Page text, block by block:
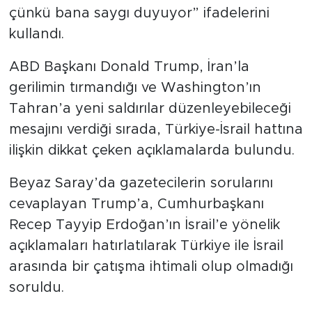
çünkü bana saygı duyuyor” ifadelerini
kullandı.
ABD Başkanı Donald Trump, İran’la
gerilimin tırmandığı ve Washington’ın
Tahran’a yeni saldırılar düzenleyebileceği
mesajını verdiği sırada, Türkiye-İsrail hattına
ilişkin dikkat çeken açıklamalarda bulundu.
Beyaz Saray’da gazetecilerin sorularını
cevaplayan Trump’a, Cumhurbaşkanı
Recep Tayyip Erdoğan’ın İsrail’e yönelik
açıklamaları hatırlatılarak Türkiye ile İsrail
arasında bir çatışma ihtimali olup olmadığı
soruldu.
TARİHTEN GÜNÜMÜZE
TARİH
KADIN
SAĞLIK
MEDYA KÖŞESİ
VİDEOLAR